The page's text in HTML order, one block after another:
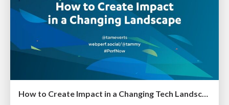
How to Create Impact in a Changing Tech Landscape [PerfNow 2023]